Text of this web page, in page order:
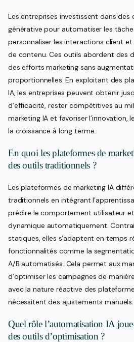
Les entreprises investissent dans des
générative pour automatiser les
personnaliser les interactions client
de contenu. Ces outils abordent des
des efforts marketing sans
proportionnelles. En exploitant des
IA, les entreprises peuvent obtenir
d’efficacité, rester compétitives au
marketing IA et favoriser l’innovation,
la croissance à long terme.
En quoi les plateformes de
des outils traditionnels ?
Les plateformes de marketing IA
traditionnels en intégrant
prédire le comportement utilisateur
dynamique automatiquement.
statiques, elles s’adaptent en temps
fonctionnalités comme la
A/B automatisés. Cela permet aux
d’optimiser les campagnes de
avec la nature réactive des
nécessitent des ajustements manuels.
Quel rôle l’automatisation IA
des outils d’optimisation ?